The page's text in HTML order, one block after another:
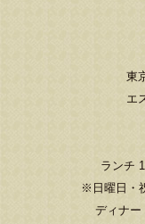
東
エ
ランチ
※日曜日・
ディナー